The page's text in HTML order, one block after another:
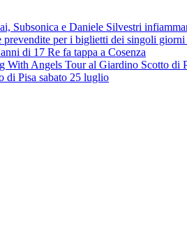
Subsonica e Daniele Silvestri
per i biglietti dei singoli
di 17 Re fa tappa a Cosenza
With Angels Tour al Giardino Scotto di
di Pisa sabato 25 luglio